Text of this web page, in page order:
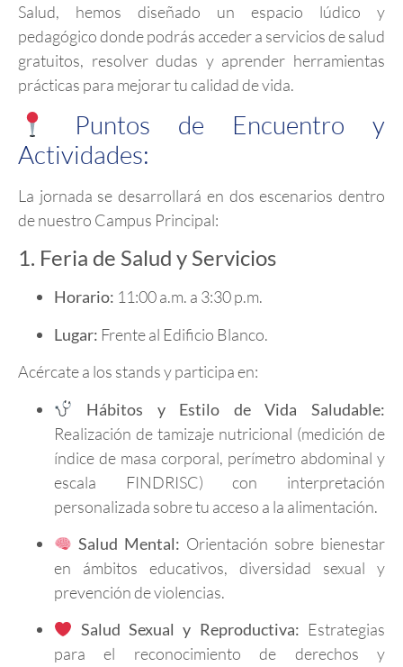
Salud, hemos diseñado un espacio lúdico y
pedagógico donde podrás acceder a servicios de salud
gratuitos, resolver dudas y aprender herramientas
prácticas para mejorar tu calidad de vida.
Puntos de Encuentro y
Actividades:
La jornada se desarrollará en dos escenarios dentro
de nuestro Campus Principal:
1. Feria de Salud y Servicios
Horario: 11:00 a.m. a 3:30 p.m.
Lugar: Frente al Edificio Blanco.
Acércate a los stands y participa en:
Hábitos y Estilo de Vida Saludable:
Realización de tamizaje nutricional (medición de
índice de masa corporal, perímetro abdominal y
escala FINDRISC) con interpretación
personalizada sobre tu acceso a la alimentación.
Salud Mental: Orientación sobre bienestar
en ámbitos educativos, diversidad sexual y
prevención de violencias.
Salud Sexual y Reproductiva: Estrategias
para el reconocimiento de derechos y